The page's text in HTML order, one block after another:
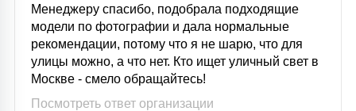
Менеджеру спасибо, подобрала подходящие
модели по фотографии и дала нормальные
рекомендации, потому что я не шарю, что для
улицы можно, а что нет. Кто ищет уличный свет в
Москве - смело обращайтесь!
Посмотреть ответ организации